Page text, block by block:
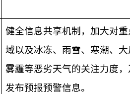
健全信息共享机制，加大对重
域以及冰冻、雨雪、寒潮、大
雾霾等恶劣天气的关注力度，
发布预报预警信息。